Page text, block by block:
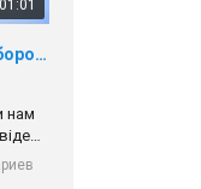
01:01
17 травня IDAHO. Міжнародний день боротьби з гомофобією трансфобією і біфобія.
нам
Ми